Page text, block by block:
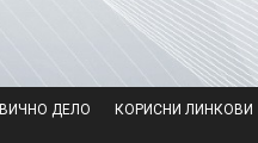
ДЕЛО
КОРИСНИ ЛИНКОВИ